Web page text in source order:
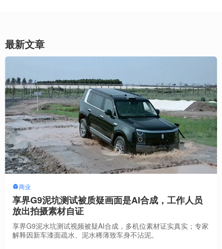
最新文章
商业
享界G9泥坑测试被质疑画面是AI合成，工作人员
放出拍摄素材自证
享界G9泥水坑测试视频被疑AI合成，多机位素材证实真实；专家
解释因新车漆面疏水、泥水稀薄致车身不沾泥。